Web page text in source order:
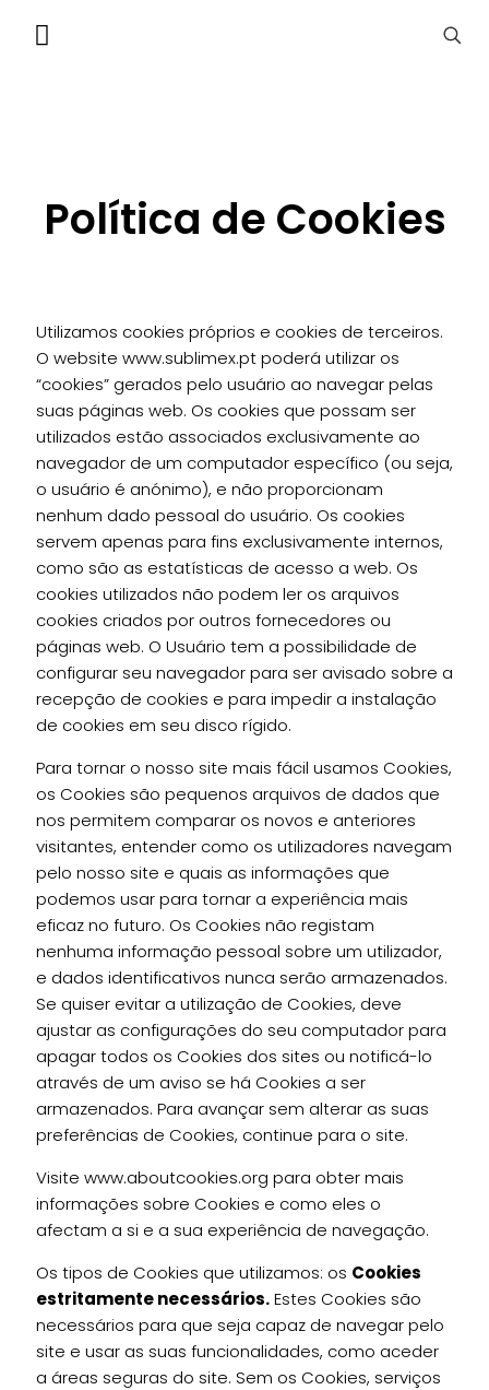
Política de Cookies
Utilizamos cookies próprios e cookies de terceiros.
O website www.sublimex.pt poderá utilizar os
“cookies” gerados pelo usuário ao navegar pelas
suas páginas web. Os cookies que possam ser
utilizados estão associados exclusivamente ao
navegador de um computador específico (ou seja,
o usuário é anónimo), e não proporcionam
nenhum dado pessoal do usuário. Os cookies
servem apenas para fins exclusivamente internos,
como são as estatísticas de acesso a web. Os
cookies utilizados não podem ler os arquivos
cookies criados por outros fornecedores ou
páginas web. O Usuário tem a possibilidade de
configurar seu navegador para ser avisado sobre a
recepção de cookies e para impedir a instalação
de cookies em seu disco rígido.
Para tornar o nosso site mais fácil usamos Cookies,
os Cookies são pequenos arquivos de dados que
nos permitem comparar os novos e anteriores
visitantes, entender como os utilizadores navegam
pelo nosso site e quais as informações que
podemos usar para tornar a experiência mais
eficaz no futuro. Os Cookies não registam
nenhuma informação pessoal sobre um utilizador,
e dados identificativos nunca serão armazenados.
Se quiser evitar a utilização de Cookies, deve
ajustar as configurações do seu computador para
apagar todos os Cookies dos sites ou notificá-lo
através de um aviso se há Cookies a ser
armazenados. Para avançar sem alterar as suas
preferências de Cookies, continue para o site.
Visite www.aboutcookies.org para obter mais
informações sobre Cookies e como eles o
afectam a si e a sua experiência de navegação.
Os tipos de Cookies que utilizamos: os Cookies
estritamente necessários.Estes Cookies são
necessários para que seja capaz de navegar pelo
site e usar as suas funcionalidades, como aceder
a áreas seguras do site. Sem os Cookies, serviços